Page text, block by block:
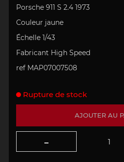
Porsche 911 S 2.4 1973
Couleur jaune
Échelle 1/43
Fabricant High Speed
ref MAP07007508
AJOUTER AU
Rupture de stock